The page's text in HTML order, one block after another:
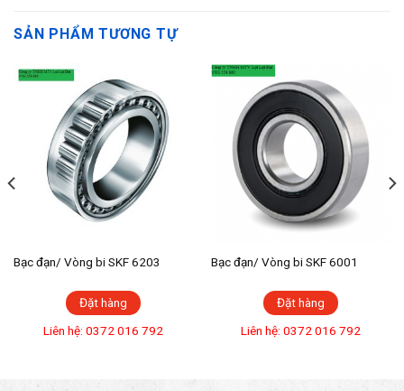
SẢN PHẨM TƯƠNG TỰ
Bạc đạn/ Vòng bi SKF 6203
Đặt hàng
Liên hệ: 0372 016 792
Bạc đạn/ Vòng bi SKF 6001
Đặt hàng
Liên hệ: 0372 016 792